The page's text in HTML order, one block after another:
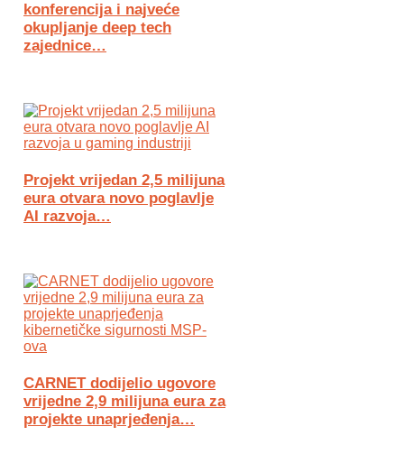
konferencija i najveće
okupljanje deep tech
zajednice…
Projekt vrijedan 2,5 milijuna
eura otvara novo poglavlje
AI razvoja…
CARNET dodijelio ugovore
vrijedne 2,9 milijuna eura za
projekte unaprjeđenja…